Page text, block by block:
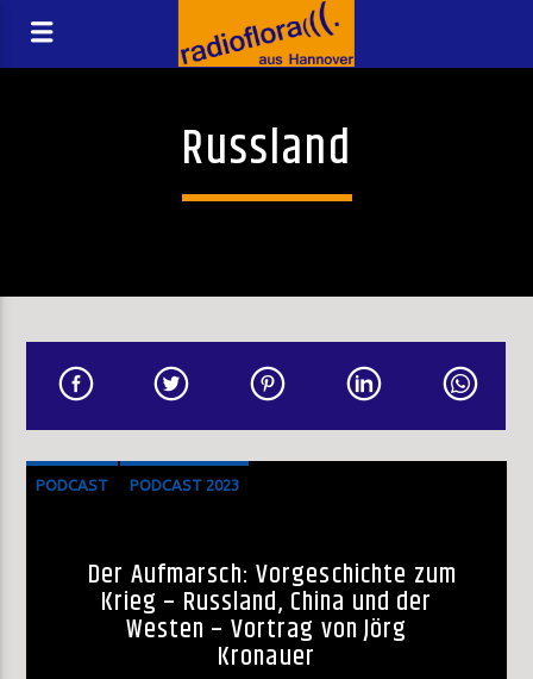
Russland
PODCAST PODCAST 2023
Der Aufmarsch: Vorgeschichte zum
Krieg – Russland, China und der
Westen – Vortrag von Jörg
Kronauer